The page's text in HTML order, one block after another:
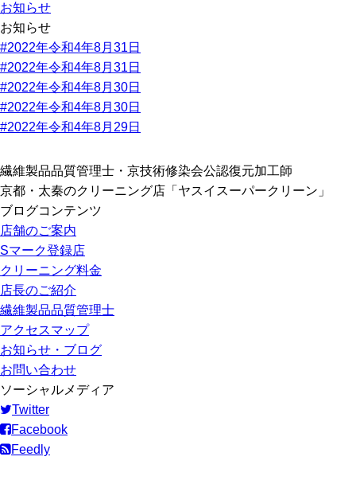
お知らせ
お知らせ
#2022年令和4年8月31日
#2022年令和4年8月31日
#2022年令和4年8月30日
#2022年令和4年8月30日
#2022年令和4年8月29日
繊維製品品質管理士・京技術修染会公認復元加工師
京都・太秦のクリーニング店「ヤスイスーパークリーン」
ブログコンテンツ
店舗のご案内
Sマーク登録店
クリーニング料金
店長のご紹介
繊維製品品質管理士
アクセスマップ
お知らせ・ブログ
お問い合わせ
ソーシャルメディア
Twitter
Facebook
Feedly